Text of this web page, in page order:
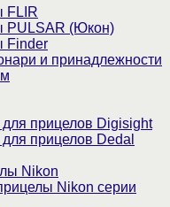
FLIR
PULSAR (Юкон)
Finder
и принадлежности
прицелов Digisight
прицелов Dedal
Nikon
Nikon серии